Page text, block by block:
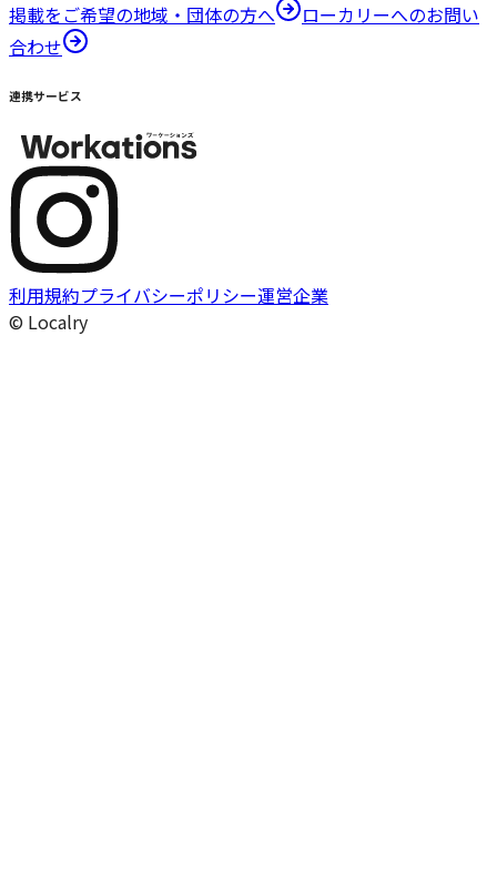
掲載をご希望の地域・団体の方へ
ローカリーへのお問い
合わせ
連携サービス
利用規約プライバシーポリシー運営企業
© Localry